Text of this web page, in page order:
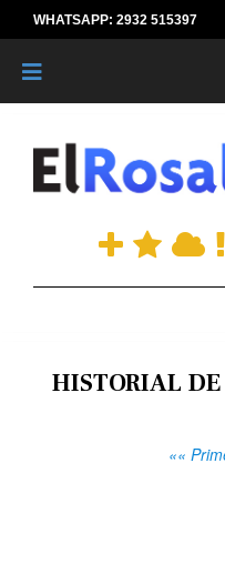
WHATSAPP: 2932 515397
HISTORIAL
««